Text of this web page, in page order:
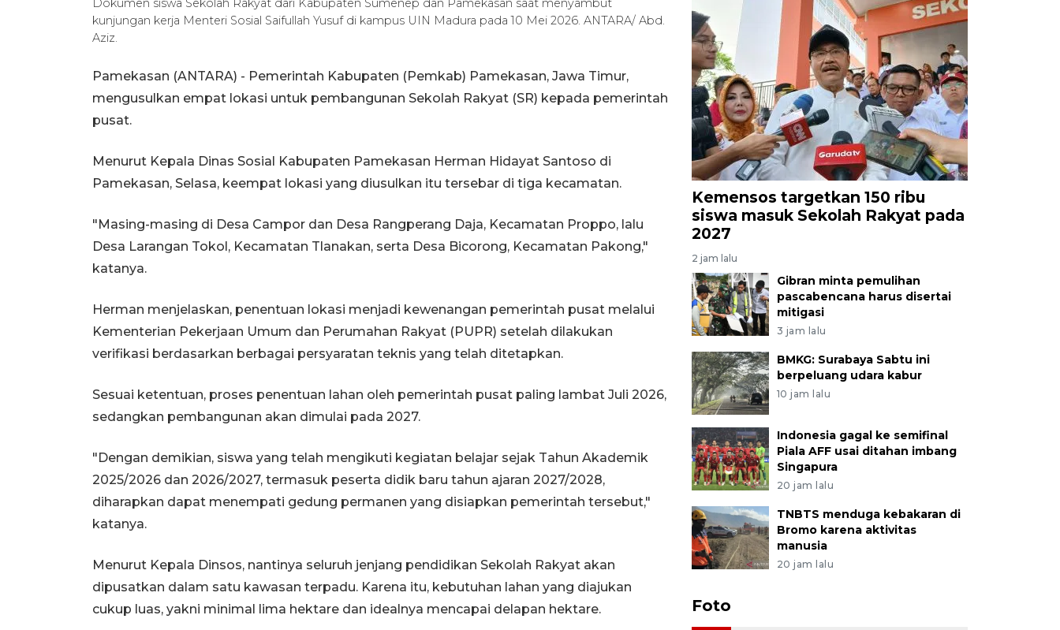
Dokumen siswa Sekolah Rakyat dari Kabupaten Sumenep dan Pamekasan saat menyambut
kunjungan kerja Menteri Sosial Saifullah Yusuf di kampus UIN Madura pada 10 Mei 2026. ANTARA/ Abd.
Aziz.
Pamekasan (ANTARA) - Pemerintah Kabupaten (Pemkab) Pamekasan, Jawa Timur,
mengusulkan empat lokasi untuk pembangunan Sekolah Rakyat (SR) kepada pemerintah
pusat.
Menurut Kepala Dinas Sosial Kabupaten Pamekasan Herman Hidayat Santoso di
Pamekasan, Selasa, keempat lokasi yang diusulkan itu tersebar di tiga kecamatan.
"Masing-masing di Desa Campor dan Desa Rangperang Daja, Kecamatan Proppo, lalu
Desa Larangan Tokol, Kecamatan Tlanakan, serta Desa Bicorong, Kecamatan Pakong,"
katanya.
Herman menjelaskan, penentuan lokasi menjadi kewenangan pemerintah pusat melalui
Kementerian Pekerjaan Umum dan Perumahan Rakyat (PUPR) setelah dilakukan
verifikasi berdasarkan berbagai persyaratan teknis yang telah ditetapkan.
Sesuai ketentuan, proses penentuan lahan oleh pemerintah pusat paling lambat Juli 2026,
sedangkan pembangunan akan dimulai pada 2027.
"Dengan demikian, siswa yang telah mengikuti kegiatan belajar sejak Tahun Akademik
2025/2026 dan 2026/2027, termasuk peserta didik baru tahun ajaran 2027/2028,
diharapkan dapat menempati gedung permanen yang disiapkan pemerintah tersebut,"
katanya.
Menurut Kepala Dinsos, nantinya seluruh jenjang pendidikan Sekolah Rakyat akan
dipusatkan dalam satu kawasan terpadu. Karena itu, kebutuhan lahan yang diajukan
cukup luas, yakni minimal lima hektare dan idealnya mencapai delapan hektare.
Kemensos targetkan 150 ribu
siswa masuk Sekolah Rakyat pada
2027
2 jam lalu
Gibran minta pemulihan
pascabencana harus disertai
mitigasi
3 jam lalu
BMKG: Surabaya Sabtu ini
berpeluang udara kabur
10 jam lalu
Indonesia gagal ke semifinal
Piala AFF usai ditahan imbang
Singapura
20 jam lalu
TNBTS menduga kebakaran di
Bromo karena aktivitas
manusia
20 jam lalu
Foto